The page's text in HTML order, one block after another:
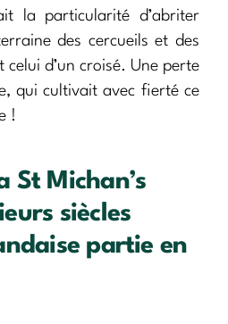
la particularité d’abriter
des cercueils et des
d’un croisé. Une perte
qui cultivait avec fierté ce
!
St Michan’s
siècles
partie en